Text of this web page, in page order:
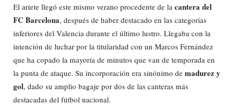
El ariete llegó este mismo verano procedente de la cantera del
FC Barcelona, después de haber destacado en las categorías
inferiores del Valencia durante el último lustro. Llegaba con la
intención de luchar por la titularidad con un Marcos Fernández
que ha copado la mayoría de minutos que van de temporada en
la punta de ataque. Su incorporación era sinónimo de madurez y
gol, dado su amplio bagaje por dos de las canteras más
destacadas del fútbol nacional.